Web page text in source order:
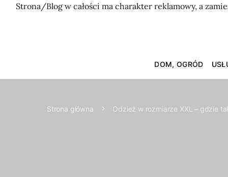
Strona/Blog w całości ma charakter reklamowy, a
DOM, OGRÓD
Strona główna Odzież w rozmiarze XXL – gdzie